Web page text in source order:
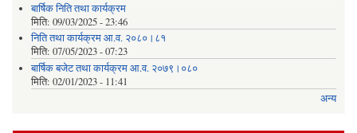
बार्षिक निति तथा कार्यक्रम
मिति: 09/03/2025 - 23:46
निति तथा कार्यक्रम आ.व. २०८०।८१
मिति: 07/05/2023 - 07:23
बार्षिक बजेट तथा कार्यक्रम आ.व. २०७९।०८०
मिति: 02/01/2023 - 11:41
अन्य